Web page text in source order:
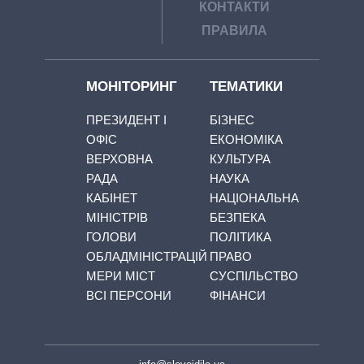
КОНТАКТИ
ПРАВИЛА
МОНІТОРИНГ
ПРЕЗИДЕНТ І
ОФІС
ВЕРХОВНА
РАДА
КАБІНЕТ
МІНІСТРІВ
ГОЛОВИ
ОБЛАДМІНІСТРАЦІЙ
МЕРИ МІСТ
ВСІ ПЕРСОНИ
ТЕМАТИКИ
БІЗНЕС
ЕКОНОМІКА
КУЛЬТУРА
НАУКА
НАЦІОНАЛЬНА
БЕЗПЕКА
ПОЛІТИКА
ПРАВО
СУСПІЛЬСТВО
ФІНАНСИ